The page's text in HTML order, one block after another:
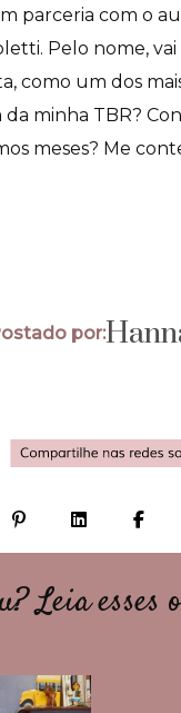
parceria com o
Pelo nome,
como um dos
minha TBR?
meses? Me
por:
Leia esses